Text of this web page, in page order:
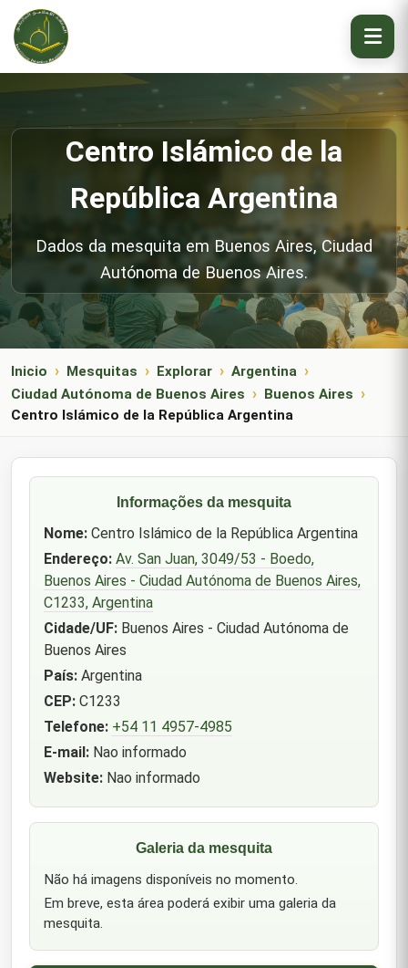
Centro Islámico de la
República Argentina
Dados da mesquita em Buenos Aires, Ciudad
Autónoma de Buenos Aires.
Inicio Mesquitas Explorar
Argentina
Ciudad Autónoma de Buenos Aires
Buenos Aires
Centro Islámico de la República Argentina
Informações da mesquita
Nome:Centro Islámico de la República Argentina
Endereço: Av. San Juan, 3049/53 - Boedo,
Buenos Aires - Ciudad Autónoma de Buenos Aires,
C1233, Argentina
Cidade/UF:Buenos Aires - Ciudad Autónoma de
Buenos Aires
País:Argentina
CEP:C1233
Telefone: +54 11 4957-4985
E-mail:Nao informado
Website:Nao informado
Galeria da mesquita
Não há imagens disponíveis no momento.
Em breve, esta área poderá exibir uma galeria da
mesquita.